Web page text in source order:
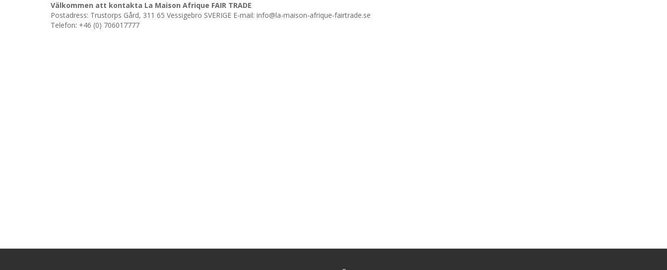
Välkommen att kontakta La Maison Afrique FAIR TRADE
Postadress: Trustorps Gård, 311 65 Vessigebro SVERIGE E-mail: info@la-maison-afrique-fairtrade.se
Telefon: +46 (0) 706017777